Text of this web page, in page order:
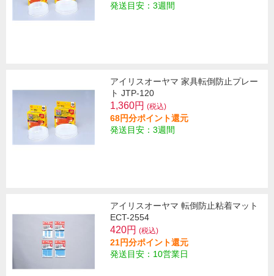
発送目安：3週間
アイリスオーヤマ 家具転倒防止プレー
ト JTP-120
1,360円 (税込)
68円分ポイント還元
発送目安：3週間
アイリスオーヤマ 転倒防止粘着マット
ECT-2554
420円 (税込)
21円分ポイント還元
発送目安：10営業日